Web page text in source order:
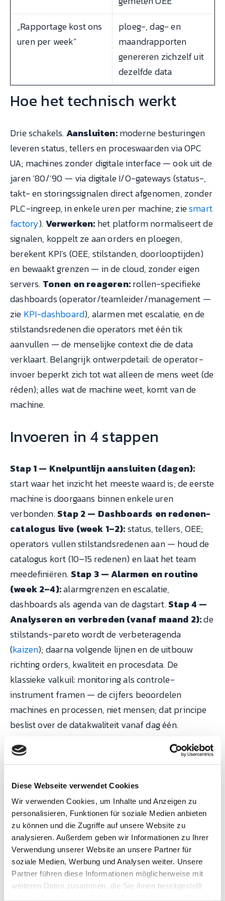
Diese Webseite verwendet Cookies
Wir verwenden Cookies, um Inhalte und Anzeigen zu
personalisieren, Funktionen für soziale Medien anbieten
zu können und die Zugriffe auf unsere Website zu
analysieren. Außerdem geben wir Informationen zu Ihrer
Verwendung unserer Website an unsere Partner für
soziale Medien, Werbung und Analysen weiter. Unsere
Partner führen diese Informationen möglicherweise mit
weiteren Daten zusammen, die Sie ihnen bereitgestellt
„Rapportage kost ons
uren per week”
ploeg-, dag- en
maandrapporten
genereren zichzelf uit
dezelfde data
Hoe het technisch werkt
Drie schakels.Aansluiten:moderne besturingen
leveren status, tellers en proceswaarden via OPC
UA; machines zonder digitale interface — ook uit de
jaren ’80/’90 — via digitale I/O-gateways (status-,
takt- en storingssignalen direct afgenomen, zonder
PLC-ingreep, in enkele uren per machine; ziesmart
factory).Verwerken: het platform normaliseert de
signalen, koppelt ze aan orders en ploegen,
berekent KPI’s (OEE, stilstanden, doorlooptijden)
en bewaakt grenzen — in de cloud, zonder eigen
servers. Tonen en reageren:rollen-specifieke
dashboards (operator/teamleider/management —
zie KPI-dashboard), alarmen met escalatie, en de
stilstandsredenen die operators met één tik
aanvullen — de menselijke context die de data
verklaart. Belangrijk ontwerpdetail: de operator-
invoer beperkt zich tot wat alleen de mens weet (de
réden); alles wat de machine weet, komt van de
machine.
Invoeren in 4 stappen
Stap 1 — Knelpuntlijn aansluiten (dagen):
start waar het inzicht het meeste waard is; de eerste
machine is doorgaans binnen enkele uren
verbonden.Stap 2 — Dashboards en redenen-
catalogus live (week 1–2):status, tellers, OEE;
operators vullen stilstandsredenen aan — houd de
catalogus kort (10–15 redenen) en laat het team
meedefiniëren. Stap 3 — Alarmen en routine
(week 2–4):alarmgrenzen en escalatie,
dashboards als agenda van de dagstart.Stap 4 —
Analyseren en verbreden (vanaf maand 2):de
stilstands-pareto wordt de verbeteragenda
(kaizen); daarna volgende lijnen en de uitbouw
richting orders, kwaliteit en procesdata. De
klassieke valkuil: monitoring als controle-
instrument framen — de cijfers beoordelen
machines en processen, niet mensen; dat principe
beslist over de datakwaliteit vanaf dag één.
Wat realtime monitoring
oplevert
De typische effecten uit onze implementaties: de
eerlijke nulmeting (gemeten OEE 8–12 punten onder
de schatting — geen slecht nieuws, maar de
routekaart), mediaan circa35 % minder
microstops binnen drie maanden(louter door
zichtbaarheid), 5–8 OEE-punten verbetering in de